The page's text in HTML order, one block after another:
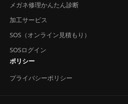
メガネ修理かんたん診断
加工サービス
SOS（オンライン見積もり）
SOSログイン
ポリシー
プライバシーポリシー